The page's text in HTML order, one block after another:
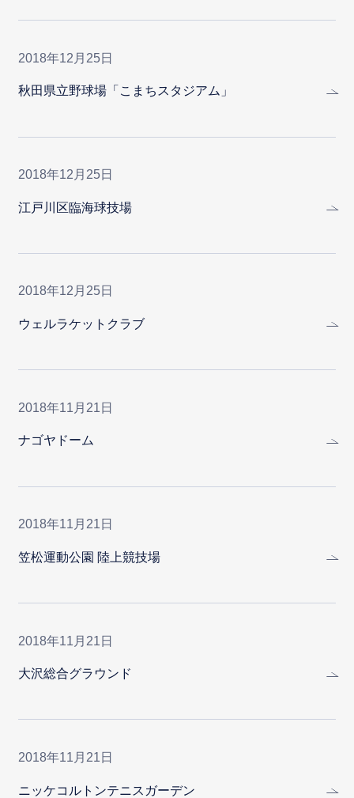
2018年12月25日
秋田県立野球場「こまちスタジアム」
2018年12月25日
江戸川区臨海球技場
2018年12月25日
ウェルラケットクラブ
2018年11月21日
ナゴヤドーム
2018年11月21日
笠松運動公園 陸上競技場
2018年11月21日
大沢総合グラウンド
2018年11月21日
ニッケコルトンテニスガーデン